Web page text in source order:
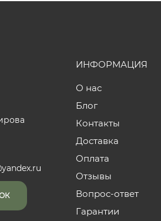
ИНФОРМАЦИЯ
О нас
Блог
Контакты
Доставка
Оплата
Отзывы
Вопрос-ответ
Гарантии